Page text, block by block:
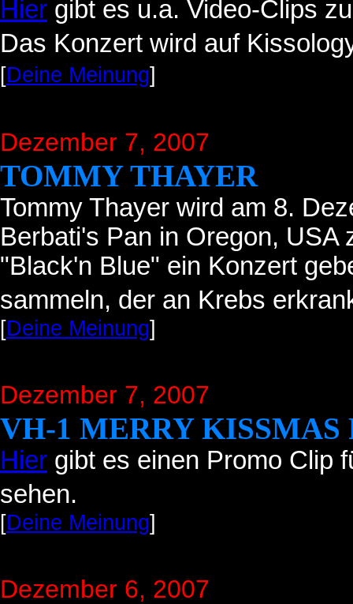
Hier gibt es u.a. Video-Clips
Das Konzert wird auf
[Deine Meinung]
Dezember 7, 2007
TOMMY THAYER
Tommy Thayer wird am 8.
Berbati's Pan in Oregon, USA
"Black'n Blue" ein Konzert
sammeln, der an Krebs
[Deine Meinung]
Dezember 7, 2007
VH-1 MERRY KISSMAS
Hier gibt es einen Promo Clip
sehen.
[Deine Meinung]
Dezember 6, 2007